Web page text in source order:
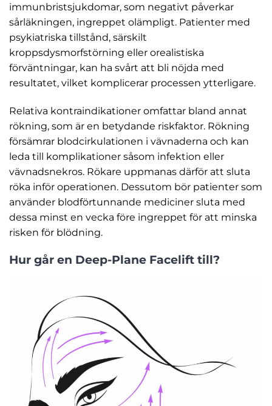
immunbristsjukdomar, som negativt påverkar
sårläkningen, ingreppet olämpligt. Patienter med
psykiatriska tillstånd, särskilt
kroppsdysmorfstörning eller orealistiska
förväntningar, kan ha svårt att bli nöjda med
resultatet, vilket komplicerar processen ytterligare.
Relativa kontraindikationer omfattar bland annat
rökning, som är en betydande riskfaktor. Rökning
försämrar blodcirkulationen i vävnaderna och kan
leda till komplikationer såsom infektion eller
vävnadsnekros. Rökare uppmanas därför att sluta
röka inför operationen. Dessutom bör patienter som
använder blodförtunnande mediciner sluta med
dessa minst en vecka före ingreppet för att minska
risken för blödning.
Hur går en Deep-Plane Facelift till?